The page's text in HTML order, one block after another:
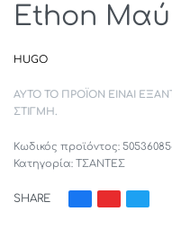
Ethon
HUGO
ΑΥΤΌ ΤΟ ΠΡΟΪΌΝ ΕΊΝΑΙ
ΣΤΙΓΜΉ.
Κατηγορία: ΤΣΑΝΤΕΣ
SHARE